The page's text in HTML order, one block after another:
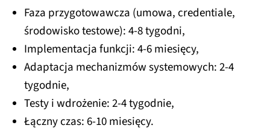
Faza przygotowawcza (umowa, credentiale,
środowisko testowe): 4-8 tygodni,
Implementacja funkcji: 4-6 miesięcy,
Adaptacja mechanizmów systemowych: 2-4
tygodnie,
Testy i wdrożenie: 2-4 tygodnie,
Łączny czas: 6-10 miesięcy.